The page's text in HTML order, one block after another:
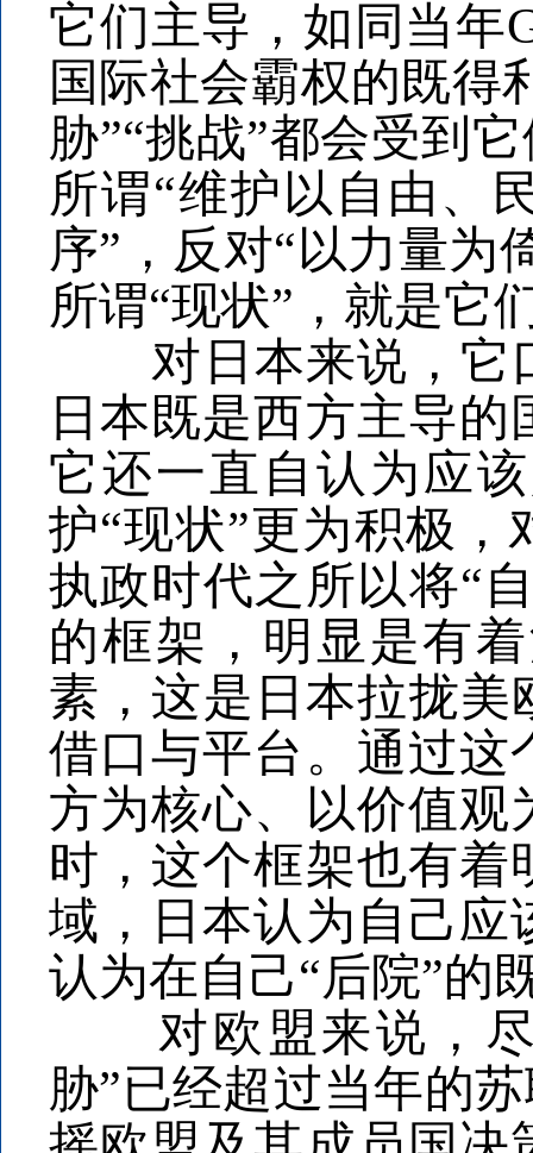
它们主导，如同当年
国际社会霸权的既得
胁”“挑战”都会受到
所谓“维护以自由、
序”，反对“以力量为
所谓“现状”，就是它
对日本来说，它口
日本既是西方主导
它还一直自认为应
护“现状”更为积极
执政时代之所以将“
的框架，明显是有
素，这是日本拉拢美
借口与平台。通过这
方为核心、以价值观
时，这个框架也有
域，日本认为自己应
认为在自己“后院”的
对欧盟来说，尽
胁”已经超过当年的